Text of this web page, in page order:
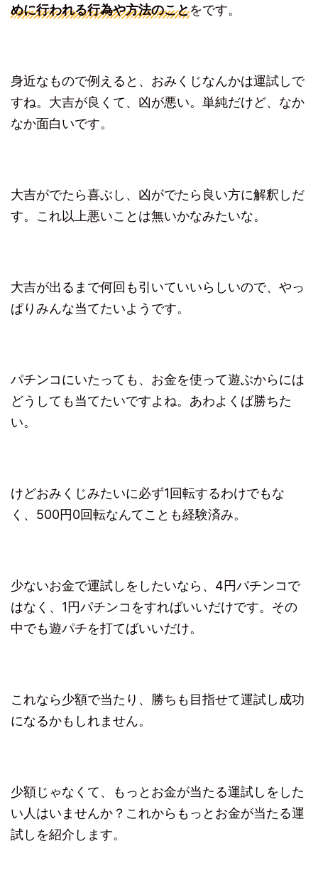
めに行われる行為や方法のことをです。
身近なもので例えると、おみくじなんかは運試しで
すね。大吉が良くて、凶が悪い。単純だけど、なか
なか面白いです。
大吉がでたら喜ぶし、凶がでたら良い方に解釈しだ
す。これ以上悪いことは無いかなみたいな。
大吉が出るまで何回も引いていいらしいので、やっ
ぱりみんな当てたいようです。
パチンコにいたっても、お金を使って遊ぶからには
どうしても当てたいですよね。あわよくば勝ちた
い。
けどおみくじみたいに必ず1回転するわけでもな
く、500円0回転なんてことも経験済み。
少ないお金で運試しをしたいなら、4円パチンコで
はなく、1円パチンコをすればいいだけです。その
中でも遊パチを打てばいいだけ。
これなら少額で当たり、勝ちも目指せて運試し成功
になるかもしれません。
少額じゃなくて、もっとお金が当たる運試しをした
い人はいませんか？これからもっとお金が当たる運
試しを紹介します。